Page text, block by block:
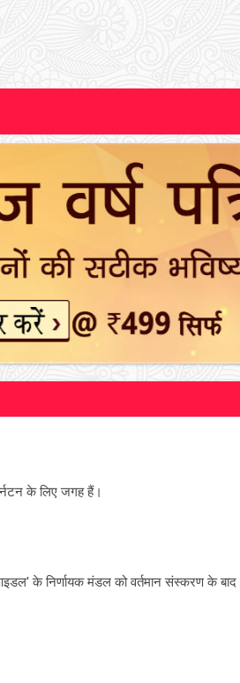
के लिए जगह हैं।
के निर्णायक मंडल को वर्तमान संस्करण के बाद